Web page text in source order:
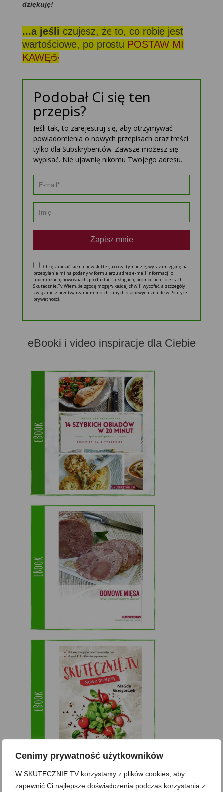
Cenimy prywatność użytkowników
W SKUTECZNIE.TV korzystamy z plików cookies, aby
zapewnić Ci najlepsze doświadczenia podczas korzystania z
dziękuję!
...a jeśli czujesz, że to, co robię jest
wartościowe, po prostu POSTAW MI
KAWĘ☕
Podobał Ci się ten
przepis?
Jeśli tak, to zarejestruj się, aby otrzymywać
powiadomienia o nowych przepisach oraz treści
tylko dla Subskrybentów. Zawsze możesz się
wypisać. Nie ujawnię nikomu Twojego adresu.
Zapisz mnie
Chcę zapisać się na newsletter, a co za tym idzie, wyrażam zgodę na
przesyłanie mi na podany w formularzu adres e-mail informacji o
upominkach, nowościach, produktach, usługach, promocjach i ofertach
Skutecznie.Tv Wiem, że zgodę mogę w każdej chwili wycofać, a szczegóły
związane z przetwarzaniem moich danych osobowych znajdę w Polityce
prywatności.
eBooki i video inspiracje dla Ciebie